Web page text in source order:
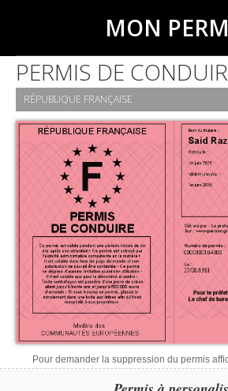
MON
PERMIS DE
RÉPUBLIQUE FRANÇAISE
Pour demander la suppression du permis